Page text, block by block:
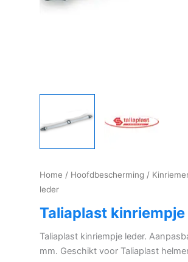
Home / Hoofdbescherming /
leder
Taliaplast
Taliaplast kinriempje leder.
mm. Geschikt voor Taliaplast